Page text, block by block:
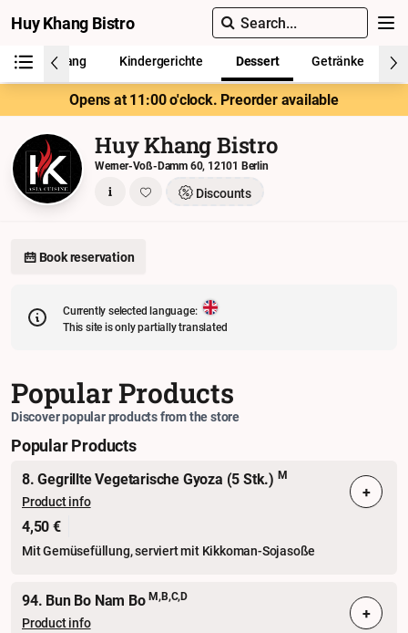
Huy Khang Bistro Search...
Opens at 11:00 o'clock. Preorder available
Huy Khang Bistro
Werner-Voß-Damm 60, 12101 Berlin
Discounts
Huy Khang Kindergerichte Dessert Getränke
Book reservation
Currently selected language:
This site is only partially translated
Popular Products
Discover popular products from the store
Popular Products
8. Gegrillte Vegetarische Gyoza (5 Stk.) M
Product info
4,50 €
Mit Gemüsefüllung, serviert mit Kikkoman-Sojasoße
+
94. Bun Bo Nam BoM,B,C,D
Product info +